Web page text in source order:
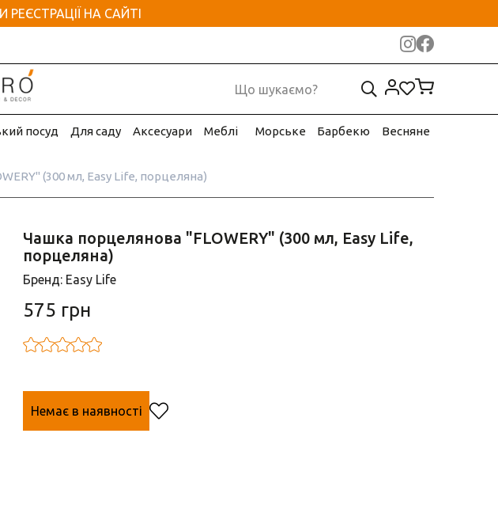
НА САЙТІ
посуд Для саду Аксесуари Меблі Морське Барбекю Весняне
(300 мл, Easy Life, порцеляна)
Чашка порцелянова "FLOWERY" (300 мл, Easy Life,
порцеляна)
Бренд: Easy Life
575 грн
Немає в наявності